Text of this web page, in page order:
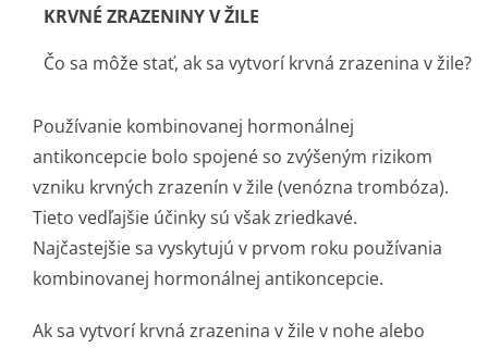
KRVNÉ ZRAZENINY V ŽILE
Čo sa môže stať, ak sa vytvorí krvná zrazenina v žile?
Používanie kombinovanej hormonálnej
antikoncepcie bolo spojené so zvýšeným rizikom
vzniku krvných zrazenín v žile (venózna trombóza).
Tieto vedľajšie účinky sú však zriedkavé.
Najčastejšie sa vyskytujú v prvom roku používania
kombinovanej hormonálnej antikoncepcie.
Ak sa vytvorí krvná zrazenina v žile v nohe alebo